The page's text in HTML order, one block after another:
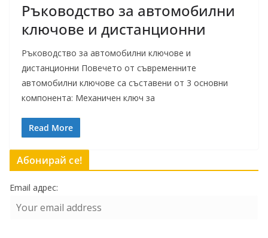
Ръководство за автомобилни
ключове и дистанционни
Ръководство за автомобилни ключове и
дистанционни Повечето от съвременните
автомобилни ключове са съставени от 3 основни
компонента: Механичен ключ за
Read More
Абонирай се!
Email адрес: